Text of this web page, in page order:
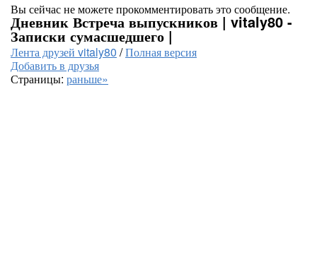
Вы сейчас не можете прокомментировать это сообщение.
Дневник Встреча выпускников | vitaly80 -
Записки сумасшедшего |
Лента друзей vitaly80 /Полная версия
Добавить в друзья
Страницы: раньше»